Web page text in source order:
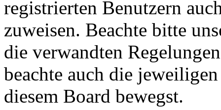
registrierten Benutzern
zuweisen. Beachte bitte
die verwandten
beachte auch die
diesem Board bewegst.